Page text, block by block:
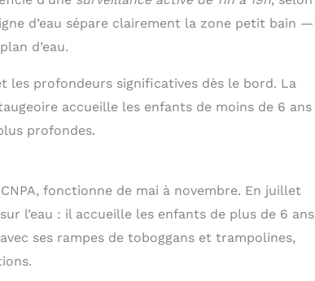
d’eau sépare clairement la zone petit bain —
d’eau.
les profondeurs significatives dès le bord. La
accueille les enfants de moins de 6 ans
profondes.
fonctionne de mai à novembre. En juillet
l’eau : il accueille les enfants de plus de 6 ans
ses rampes de toboggans et trampolines,